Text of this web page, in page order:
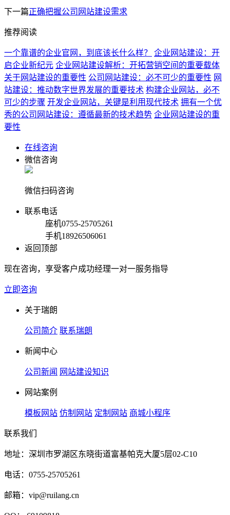
下一篇正确把握公司网站建设需求
推荐阅读
一个靠谱的企业官网，到底该长什么样？
企业网站建设：开
启企业新纪元 企业网站建设解析：开拓营销空间的重要载体
关于网站建设的重要性 公司网站建设：必不可少的重要性 网
站建设：推动数字世界发展的重要技术 构建企业网站，必不
可少的步骤 开发企业网站，关键是利用现代技术 拥有一个优
秀的公司网站建设：遵循最新的技术趋势 企业网站建设的重
要性
在线咨询
微信咨询
微信扫码咨询
联系电话
座机0755-25705261
手机18926506061
返回顶部
现在咨询，享受客户成功经理一对一服务指导
立即咨询
关于瑞朗
公司简介 联系瑞朗
新闻中心
公司新闻 网站建设知识
网站案例
模板网站 仿制网站 定制网站 商城小程序
联系我们
地址：深圳市罗湖区东晓街道富基帕克大厦5层02-C10
电话：0755-25705261
邮箱：vip@ruilang.cn